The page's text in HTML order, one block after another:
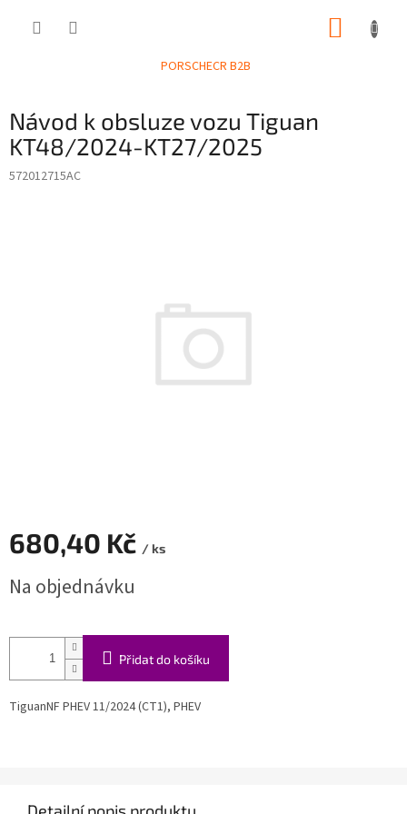
PORSCHECR B2B
Návod k obsluze vozu Tiguan
KT48/2024-KT27/2025
572012715AC
680,40 Kč / ks
cena:
Na objednávku
Přidat do košíku
TiguanNF PHEV 11/2024 (CT1), PHEV